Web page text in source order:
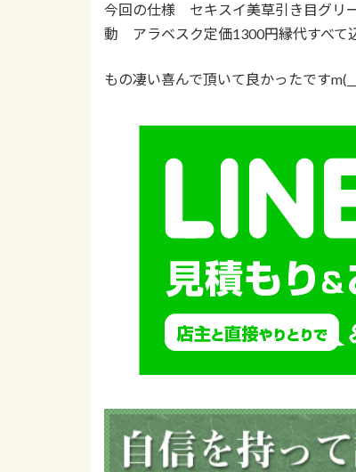
今回の仕様 セキスイ美草引き目グリ
動 アラベスク定価1300円縁代すべて
もの凄い喜んで頂いて良かったです